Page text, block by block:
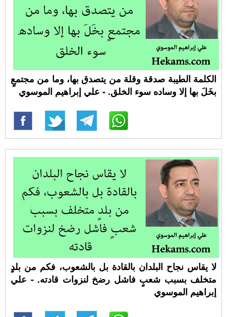
الكلمة الطيبة صدقة وقلة من يتصدق بها، وما من مجتمعٍ
بخَلَ بها إلا وساده سوء الخلق. - علي إبراهيم الموسوي
لا يقاس نجاح البلدان بالقادة بل بالشعوب، فكم من بلدٍ
متخلف بسبب شعبٍ فاشل رضخ لنزوات قادته. - علي
إبراهيم الموسوي